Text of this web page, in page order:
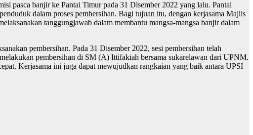
pasca banjir ke Pantai Timur pada 31 Disember 2022 yang lalu. Pantai
dalam proses pembersihan. Bagi tujuan itu, dengan kerjasama Majlis
tanggungjawab dalam membantu mangsa-mangsa banjir dalam
pembersihan. Pada 31 Disember 2022, sesi pembersihan telah
pembersihan di SM (A) Ittifakiah bersama sukarelawan dari UPNM.
Kerjasama ini juga dapat mewujudkan rangkaian yang baik antara UPSI